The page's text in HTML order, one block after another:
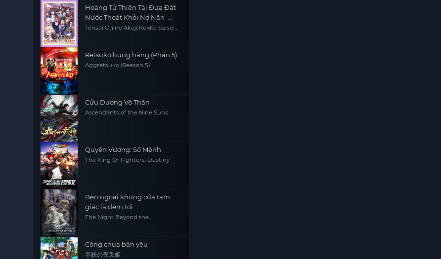
Hoàng Tử Thiên Tài Đưa Đất
Nước Thoát Khỏi Nợ Nần -
Đúng Rồi, Bán Nước Thôi
Tensai Oji no Akaji Kokka Saisei
Prince's Guide to Raising a
Nation Out of Debt (Hey, How
About Treason?)
Retsuko hung hăng (Phần 5)
Aggretsuko (Season 5)
Cửu Dương Võ Thần
Ascendants of the Nine Suns
Quyền Vương: Số Mệnh
The King Of Fighters: Destiny
Bên ngoài khung cửa tam
giác là đêm tối
The Night Beyond the
Công chúa bán yêu
半妖の夜叉姫